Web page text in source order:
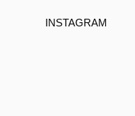
INSTAGRAM